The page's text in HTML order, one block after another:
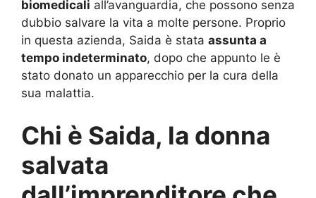
biomedicali all’avanguardia, che possono senza
dubbio salvare la vita a molte persone. Proprio
in questa azienda, Saida è stata assunta a
tempo indeterminato, dopo che appunto le è
stato donato un apparecchio per la cura della
sua malattia.
Chi è Saida, la donna
salvata